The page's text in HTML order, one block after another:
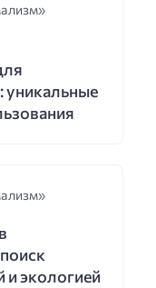
уникальные
и экологией